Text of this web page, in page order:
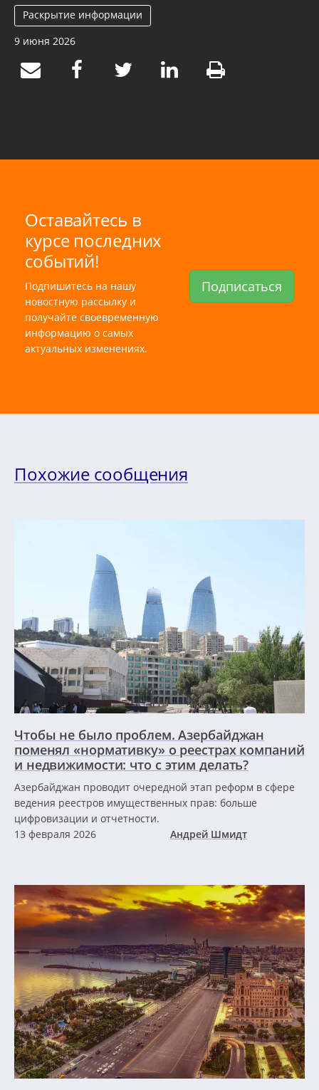
Раскрытие информации
9 июня 2026
Оставайтесь в
курсе последних
событий!
Подпишитесь на нашу
новостную рассылку и
получайте своевременную
информацию о самых
актуальных изменениях.
Подписаться
Похожие сообщения
Чтобы не было проблем. Азербайджан
поменял «нормативку» о реестрах компаний
и недвижимости: что с этим делать?
Азербайджан проводит очередной этап реформ в сфере
ведения реестров имущественных прав: больше
цифровизации и отчетности.
13 февраля 2026
Андрей Шмидт